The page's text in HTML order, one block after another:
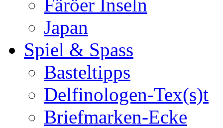
Färöer Inseln
Japan
Spiel & Spass
Basteltipps
Delfinologen-Tex(s)t
Briefmarken-Ecke